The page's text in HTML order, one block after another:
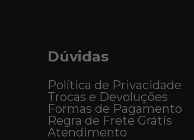
Dúvidas
Política de Privacidade
Trocas e Devoluções
Formas de Pagamento
Regra de Frete Grátis
Atendimento